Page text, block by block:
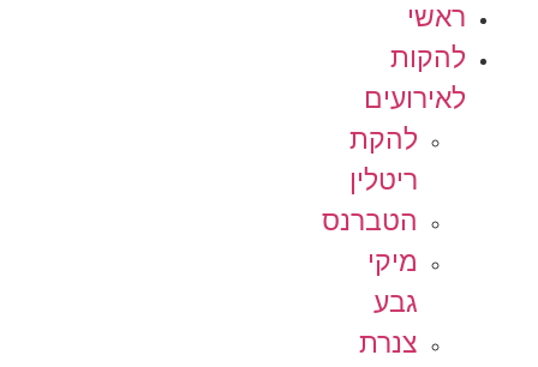
ראשי
להקות
לאירועים
להקת
ריטלין
הטברנס
מיקי
גבע
צנרת